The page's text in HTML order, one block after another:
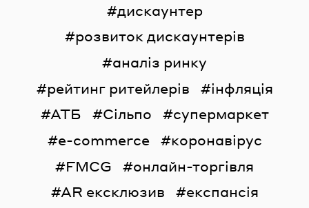
дискаунтер
розвиток дискаунтерів
аналіз ринку
рейтинг ритейлерів
інфляція
АТБ
Сільпо
супермаркет
e-commerce
коронавірус
FMCG
онлайн-торгівля
AR ексклюзив
експансія